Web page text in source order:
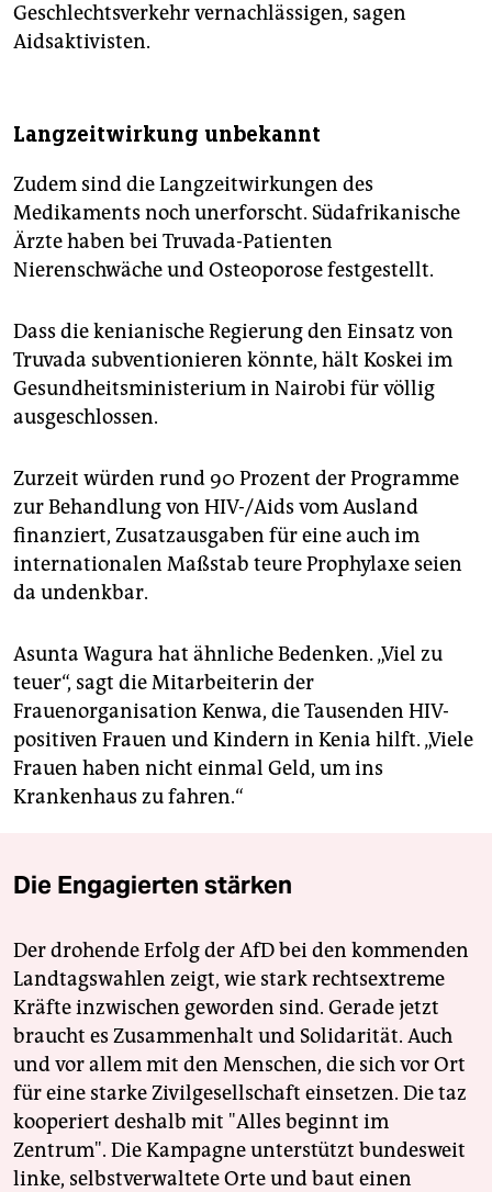
Geschlechtsverkehr vernachlässigen, sagen
Aidsaktivisten.
Langzeitwirkung unbekannt
Zudem sind die Langzeitwirkungen des
Medikaments noch unerforscht. Südafrikanische
Ärzte haben bei Truvada-Patienten
Nierenschwäche und Osteoporose festgestellt.
Dass die kenianische Regierung den Einsatz von
Truvada subventionieren könnte, hält Koskei im
Gesundheitsministerium in Nairobi für völlig
ausgeschlossen.
Zurzeit würden rund 90 Prozent der Programme
zur Behandlung von HIV-/Aids vom Ausland
finanziert, Zusatzausgaben für eine auch im
internationalen Maßstab teure Prophylaxe seien
da undenkbar.
Asunta Wagura hat ähnliche Bedenken. „Viel zu
teuer“, sagt die Mitarbeiterin der
Frauenorganisation Kenwa, die Tausenden HIV-
positiven Frauen und Kindern in Kenia hilft. „Viele
Frauen haben nicht einmal Geld, um ins
Krankenhaus zu fahren.“
Die Engagierten stärken
Der drohende Erfolg der AfD bei den kommenden
Landtagswahlen zeigt, wie stark rechtsextreme
Kräfte inzwischen geworden sind. Gerade jetzt
braucht es Zusammenhalt und Solidarität. Auch
und vor allem mit den Menschen, die sich vor Ort
für eine starke Zivilgesellschaft einsetzen. Die taz
kooperiert deshalb mit "Alles beginnt im
Zentrum". Die Kampagne unterstützt bundesweit
linke, selbstverwaltete Orte und baut einen